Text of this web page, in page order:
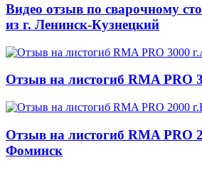
Видео отзыв по сварочному
из г. Ленинск-Кузнецкий
Отзыв на листогиб RMA PRO
Отзыв на листогиб RMA PRO
Фоминск